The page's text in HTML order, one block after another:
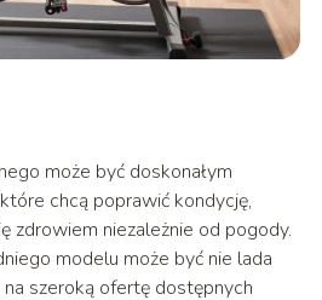
może być doskonałym
chcą poprawić kondycję,
zdrowiem niezależnie od pogody.
modelu może być nie lada
szeroką ofertę dostępnych